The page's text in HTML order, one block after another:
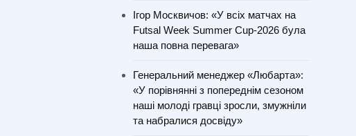
Ігор Москвичов: «У всіх матчах на
Futsal Week Summer Cup-2026 була
наша повна перевага»
Генеральний менеджер «Любарта»:
«У порівнянні з попереднім сезоном
наші молоді гравці зросли, змужніли
та набралися досвіду»